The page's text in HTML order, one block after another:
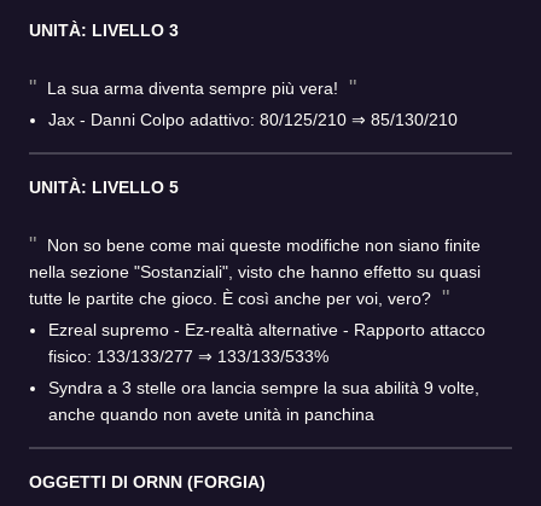
UNITÀ: LIVELLO 3
La sua arma diventa sempre più vera!
Jax - Danni Colpo adattivo: 80/125/210 ⇒ 85/130/210
UNITÀ: LIVELLO 5
Non so bene come mai queste modifiche non siano finite
nella sezione "Sostanziali", visto che hanno effetto su quasi
tutte le partite che gioco. È così anche per voi, vero?
Ezreal supremo - Ez-realtà alternative - Rapporto attacco
fisico: 133/133/277 ⇒ 133/133/533%
Syndra a 3 stelle ora lancia sempre la sua abilità 9 volte,
anche quando non avete unità in panchina
OGGETTI DI ORNN (FORGIA)